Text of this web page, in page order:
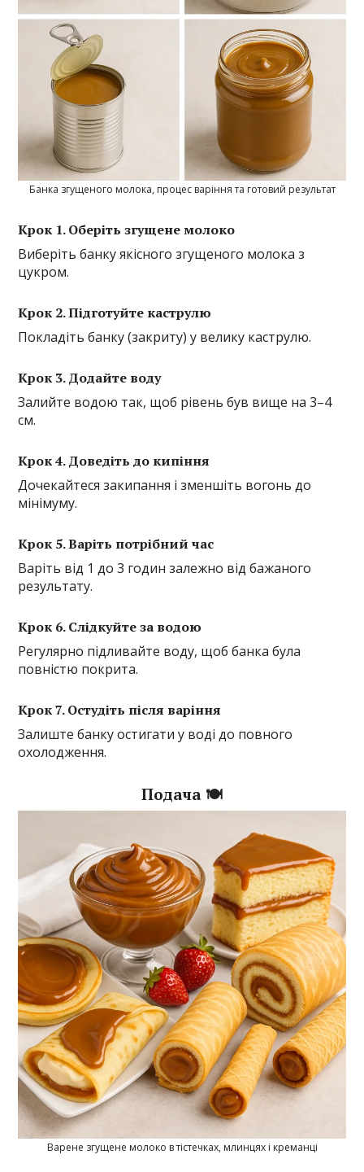
Банка згущеного молока, процес варіння та готовий результат
Крок 1. Оберіть згущене молоко
Виберіть банку якісного згущеного молока з
цукром.
Крок 2. Підготуйте каструлю
Покладіть банку (закриту) у велику каструлю.
Крок 3. Додайте воду
Залийте водою так, щоб рівень був вище на 3–4
см.
Крок 4. Доведіть до кипіння
Дочекайтеся закипання і зменшіть вогонь до
мінімуму.
Крок 5. Варіть потрібний час
Варіть від 1 до 3 годин залежно від бажаного
результату.
Крок 6. Слідкуйте за водою
Регулярно підливайте воду, щоб банка була
повністю покрита.
Крок 7. Остудіть після варіння
Залиште банку остигати у воді до повного
охолодження.
Подача 🍽️
Варене згущене молоко в тістечках, млинцях і креманці